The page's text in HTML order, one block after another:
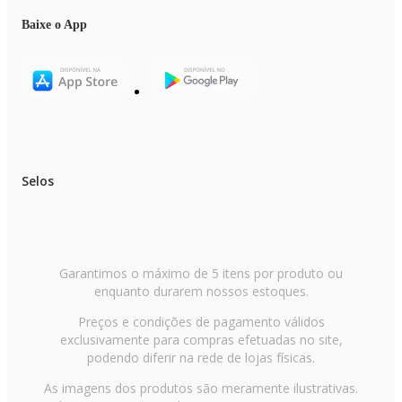
Baixe o App
Selos
Garantimos o máximo de 5 itens por produto ou
enquanto durarem nossos estoques.
Preços e condições de pagamento válidos
exclusivamente para compras efetuadas no site,
podendo diferir na rede de lojas físicas.
As imagens dos produtos são meramente ilustrativas.